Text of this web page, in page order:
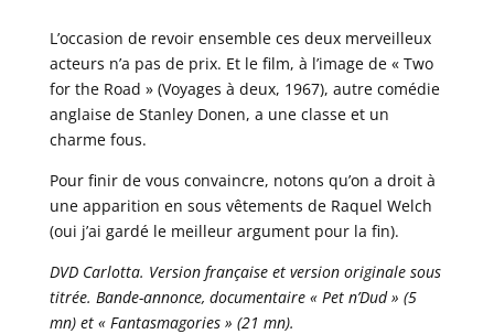
L’occasion de revoir ensemble ces deux merveilleux
acteurs n’a pas de prix. Et le film, à l’image de « Two
for the Road » (Voyages à deux, 1967), autre comédie
anglaise de Stanley Donen, a une classe et un
charme fous.
Pour finir de vous convaincre, notons qu’on a droit à
une apparition en sous vêtements de Raquel Welch
(oui j’ai gardé le meilleur argument pour la fin).
DVD Carlotta. Version française et version originale sous
titrée. Bande-annonce, documentaire « Pet n’Dud » (5
mn) et « Fantasmagories » (21 mn).